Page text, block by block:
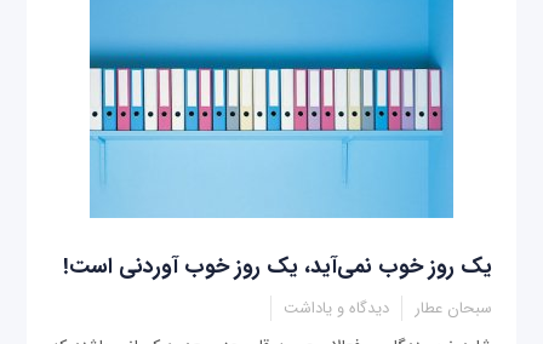
یک روز خوب نمی‌آید، یک روز خوب آوردنی است!
سبحان عطار دیدگاه و یاداشت